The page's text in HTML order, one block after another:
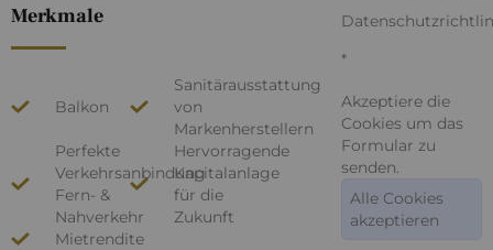
Balkon
Sanitärausstattung
von
Markenherstellern
Perfekte
Verkehrsanbindung
Fern- &
Nahverkehr
Hervorragende
Kapitalanlage
für die
Zukunft
Mietrendite
*
Akzeptiere die
Cookies um das
Formular zu
senden.
Alle Cookies
akzeptieren